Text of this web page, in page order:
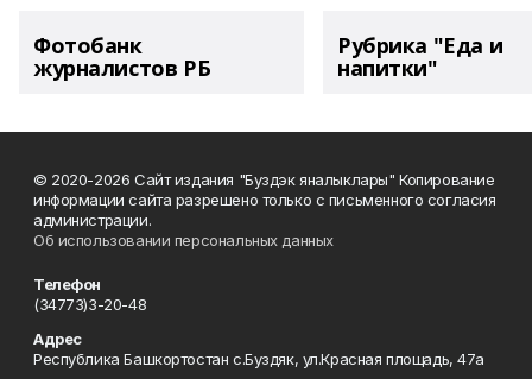
Фотобанк
журналистов РБ
Рубрика "Еда и
напитки"
© 2020-2026 Сайт издания "Буздэк яналыклары" Копирование
информации сайта разрешено только с письменного согласия
администрации.
Об использовании персональных данных
Телефон
(34773)3-20-48
Адрес
Республика Башкортостан с.Буздяк, ул.Красная площадь, 47а